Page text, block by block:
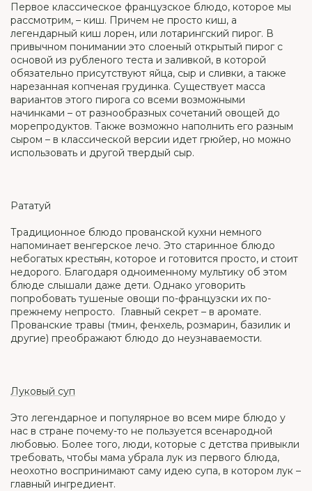
Первое классическое французское блюдо, которое мы
рассмотрим, – киш. Причем не просто киш, а
легендарный киш лорен, или лотарингский пирог. В
привычном понимании это слоеный открытый пирог с
основой из рубленого теста и заливкой, в которой
обязательно присутствуют яйца, сыр и сливки, а также
нарезанная копченая грудинка. Существует масса
вариантов этого пирога со всеми возможными
начинками – от разнообразных сочетаний овощей до
морепродуктов. Также возможно наполнить его разным
сыром – в классической версии идет грюйер, но можно
использовать и другой твердый сыр.
Рататуй
Традиционное блюдо прованской кухни немного
напоминает венгерское лечо. Это старинное блюдо
небогатых крестьян, которое и готовится просто, и стоит
недорого. Благодаря одноименному мультику об этом
блюде слышали даже дети. Однако уговорить
попробовать тушеные овощи по-французски их по-
прежнему непросто. Главный секрет – в аромате.
Прованские травы (тмин, фенхель, розмарин, базилик и
другие) преображают блюдо до неузнаваемости.
Луковый суп
Это легендарное и популярное во всем мире блюдо у
нас в стране почему-то не пользуется всенародной
любовью. Более того, люди, которые с детства привыкли
требовать, чтобы мама убрала лук из первого блюда,
неохотно воспринимают саму идею супа, в котором лук –
главный ингредиент.